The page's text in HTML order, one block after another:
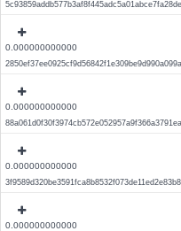
0.000000000000
0.000000000000
0.000000000000
0.000000000000